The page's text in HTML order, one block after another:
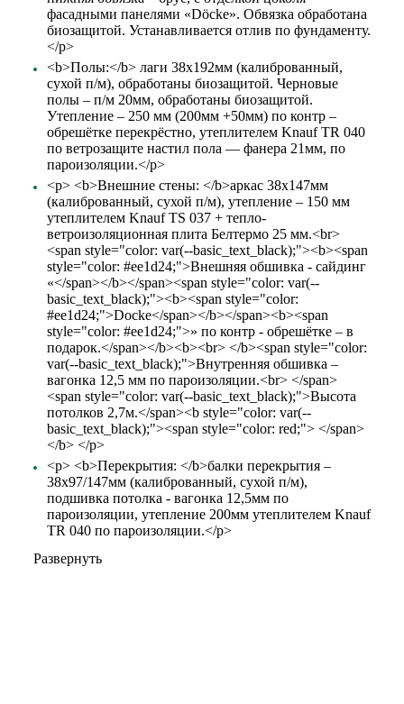
фасадными панелями «Döcke». Обвязка обработана
биозащитой. Устанавливается отлив по фундаменту.
</p>
<b>Полы:</b> лаги 38х192мм (калиброванный,
сухой п/м), обработаны биозащитой. Черновые
полы – п/м 20мм, обработаны биозащитой.
Утепление – 250 мм (200мм +50мм) по контр –
обрешётке перекрёстно, утеплителем Knauf TR 040
по ветрозащите настил пола — фанера 21мм, по
пароизоляции.</p>
<p> <b>Внешние стены: </b>аркас 38х147мм
(калиброванный, сухой п/м), утепление – 150 мм
утеплителем Knauf TS 037 + тепло-
ветроизоляционная плита Белтермо 25 мм.<br>
<span style="color: var(--basic_text_black);"><b><span
style="color: #ee1d24;">Внешняя обшивка - сайдинг
«</span></b></span><span style="color: var(--
basic_text_black);"><b><span style="color:
#ee1d24;">Docke</span></b></span><b><span
style="color: #ee1d24;">» по контр - обрешётке – в
подарок.</span></b><b><br> </b><span style="color:
var(--basic_text_black);">Внутренняя обшивка –
вагонка 12,5 мм по пароизоляции.<br> </span>
<span style="color: var(--basic_text_black);">Высота
потолков 2,7м.</span><b style="color: var(--
basic_text_black);"><span style="color: red;"> </span>
</b> </p>
<p> <b>Перекрытия: </b>балки перекрытия –
38х97/147мм (калиброванный, сухой п/м),
подшивка потолка - вагонка 12,5мм по
пароизоляции, утепление 200мм утеплителем Knauf
TR 040 по пароизоляции.</p>
Развернуть